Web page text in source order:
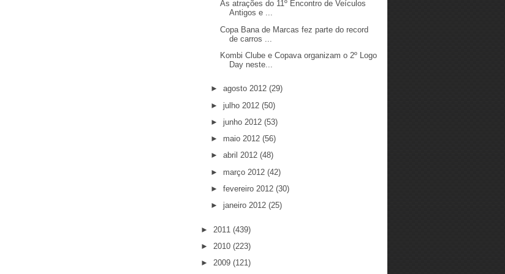
As atrações do 11º Encontro de Veículos
Antigos e ...
Copa Bana de Marcas fez parte do record
de carros ...
Kombi Clube e Copava organizam o 2º Logo
Day neste...
► agosto 2012 (29)
► julho 2012 (50)
► junho 2012 (53)
► maio 2012 (56)
► abril 2012 (48)
► março 2012 (42)
► fevereiro 2012 (30)
► janeiro 2012 (25)
► 2011 (439)
► 2010 (223)
► 2009 (121)